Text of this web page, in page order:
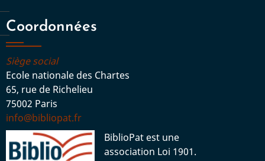
Coordonnées
Siège social
Ecole nationale des Chartes
65, rue de Richelieu
75002 Paris
info@bibliopat.fr
BiblioPat est une
association Loi 1901.